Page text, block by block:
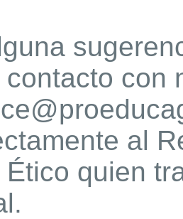
con
al
quien